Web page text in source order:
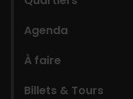
Agenda
À faire
Billets & Tours